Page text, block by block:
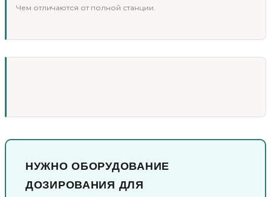
Чем отличаются от полной станции.
НУЖНО ОБОРУДОВАНИЕ
ДОЗИРОВАНИЯ ДЛЯ